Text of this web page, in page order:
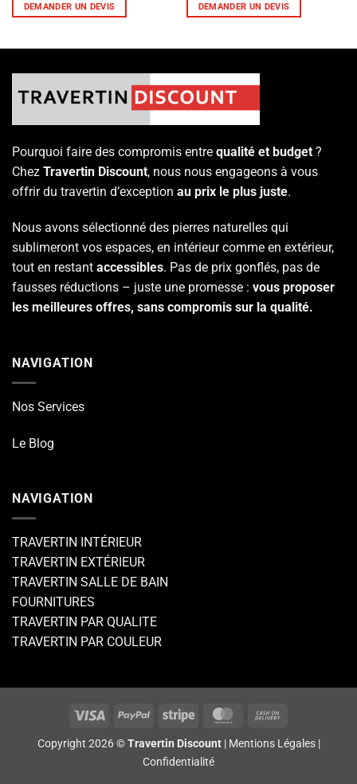
DEMANDER UN DEVIS DEMANDER UN DEVIS
Pourquoi faire des compromis entre qualité et budget ?
Chez Travertin Discount, nous nous engageons à vous
offrir du travertin d’exception au prix le plus juste.
Nous avons sélectionné des pierres naturelles qui
sublimeront vos espaces, en intérieur comme en extérieur,
tout en restant accessibles. Pas de prix gonflés, pas de
fausses réductions – juste une promesse : vous proposer
les meilleures offres, sans compromis sur la qualité.
NAVIGATION
Nos Services
Le Blog
NAVIGATION
TRAVERTIN INTÉRIEUR
TRAVERTIN EXTÉRIEUR
TRAVERTIN SALLE DE BAIN
FOURNITURES
TRAVERTIN PAR QUALITE
TRAVERTIN PAR COULEUR
Visa PayPal Stripe MasterCard
Delivery
Copyright 2026 ©Travertin Discount| Mentions Légales|
Confidentialité